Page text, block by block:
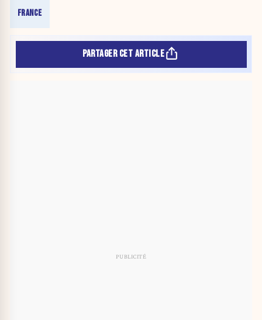
FRANCE
PARTAGER CET ARTICLE